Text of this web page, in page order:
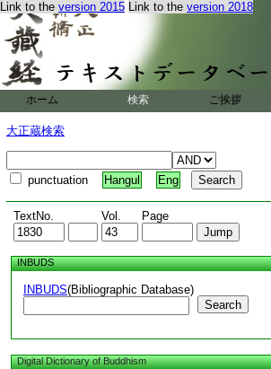
Link to the version 2015 Link to the version 2018
ホーム 検索 ご挨拶
大正蔵検索
punctuation Hangul Eng
TextNo. Vol. Page
INBUDS
INBUDS(Bibliographic Database)
Search
Digital Dictionary of Buddhism